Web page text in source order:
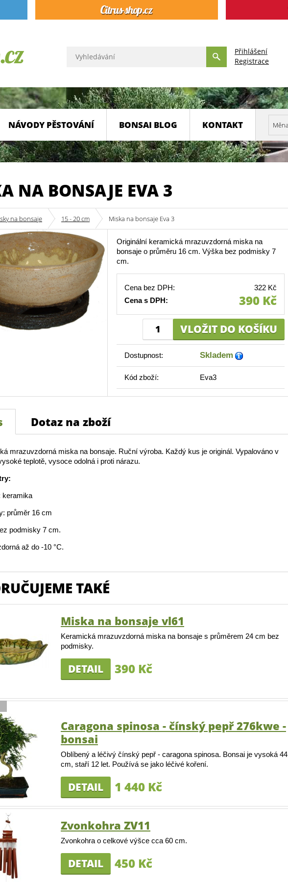
Přihlášení
Registrace
NÁVODY PĚSTOVÁNÍ BONSAI BLOG KONTAKT
NA BONSAJE EVA 3
na bonsaje 15 - 20 cm Miska na bonsaje Eva 3
Originální keramická mrazuvzdorná miska na
bonsaje o průměru 16 cm. Výška bez podmisky 7
cm.
Cena bez DPH:
322 Kč
Cena s DPH:
390 Kč
Dostupnost: Skladem
Kód zboží: Eva3
Dotaz na zboží
mrazuvzdorná miska na bonsaje. Ruční výroba. Každý kus je originál. Vypalováno v
teplotě, vysoce odolná i proti nárazu.
keramika
průměr 16 cm
podmisky 7 cm.
až do -10 °C.
TAKÉ
Miska na bonsaje vl61
Keramická mrazuvzdorná miska na bonsaje s průměrem 24 cm bez
podmisky.
DETAIL 390 Kč
Caragona spinosa - čínský pepř 276kwe -
bonsai
Oblíbený a léčivý čínský pepř - caragona spinosa. Bonsai je vysoká 44
cm, staří 12 let. Používá se jako léčivé koření.
DETAIL 1 440 Kč
Zvonkohra ZV11
Zvonkohra o celkové výšce cca 60 cm.
DETAIL 450 Kč